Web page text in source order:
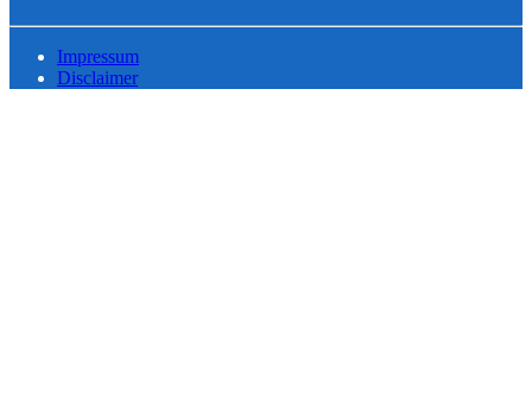
Impressum
Disclaimer